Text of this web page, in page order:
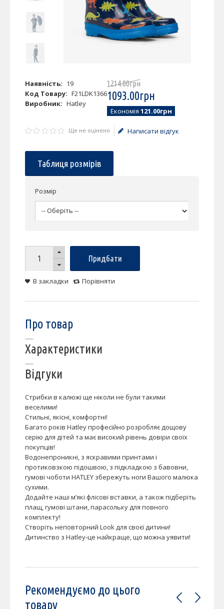
Наявність: 19
Код Товару: F21LDK1366
Виробник: Hatley
1214.00грн
1093.00грн
Економія 121.00грн
Ще не оцінено Написати відгук
Таблиця розмірів
Розмір
Придбати
В закладки Порівняти
Про товар
Характеристики
Відгуки
Стрибки в калюжі ще ніколи не були такими
веселими!
Стильні, якісні, комфортні!
Багато років Hatley професійно розробляє дощову
серію для дітей та має високий рівень довіри своїх
покупців!
Водонепроникні, з яскравими принтами і
протиковзкою підошвою, з підкладкою з бавовни,
гумові чоботи HATLEY збережуть ноги Вашого малюка
сухими.
Додайте наші м’які флісові вставки, а також підберіть
плащ, гумові штани, парасольку для повного
комплекту!
Створіть неповторний Look для своєї дитини!
Дитинство з Hatley-це найкраще, що можна уявити!
Рекомендуємо до цього
товару